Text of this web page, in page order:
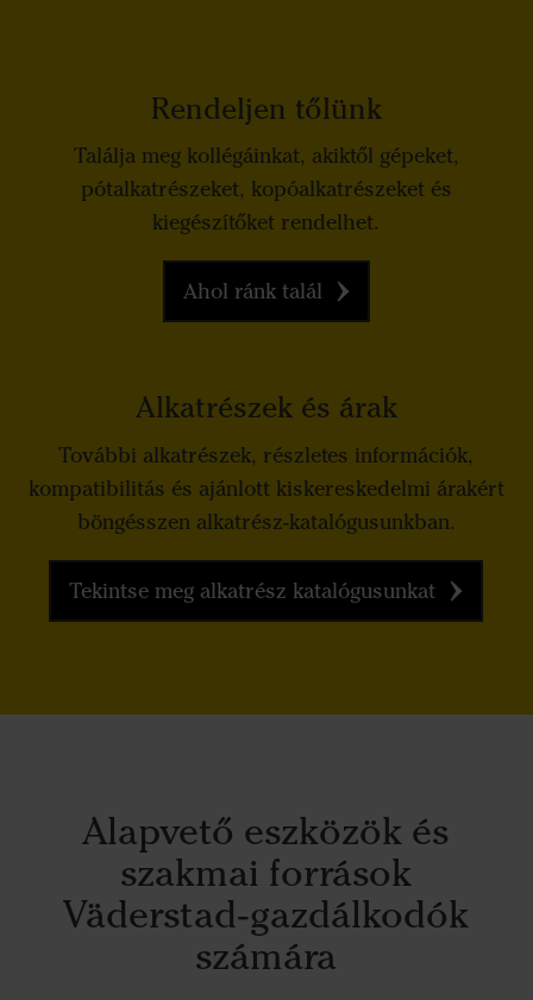
Rendeljen tőlünk
Találja meg kollégáinkat, akiktől gépeket,
pótalkatrészeket, kopóalkatrészeket és
kiegészítőket rendelhet.
Ahol ránk talál
Alkatrészek és árak
További alkatrészek, részletes információk,
kompatibilitás és ajánlott kiskereskedelmi árakért
böngésszen alkatrész-katalógusunkban.
Tekintse meg alkatrész katalógusunkat
Alapvető eszközök és
szakmai források
Väderstad‑gazdálkodók
számára